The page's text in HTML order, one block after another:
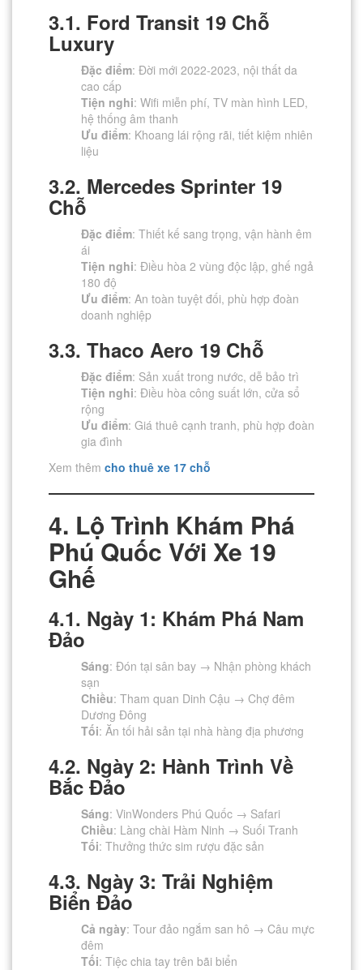
3.1. Ford Transit 19 Chỗ
Luxury
Đặc điểm: Đời mới 2022-2023, nội thất da
cao cấp
Tiện nghi: Wifi miễn phí, TV màn hình LED,
hệ thống âm thanh
Ưu điểm: Khoang lái rộng rãi, tiết kiệm nhiên
liệu
3.2. Mercedes Sprinter 19
Chỗ
Đặc điểm: Thiết kế sang trọng, vận hành êm
ái
Tiện nghi: Điều hòa 2 vùng độc lập, ghế ngả
180 độ
Ưu điểm: An toàn tuyệt đối, phù hợp đoàn
doanh nghiệp
3.3. Thaco Aero 19 Chỗ
Đặc điểm: Sản xuất trong nước, dễ bảo trì
Tiện nghi: Điều hòa công suất lớn, cửa sổ
rộng
Ưu điểm: Giá thuê cạnh tranh, phù hợp đoàn
gia đình
Xem thêm cho thuê xe 17 chỗ
4. Lộ Trình Khám Phá
Phú Quốc Với Xe 19
Ghế
4.1. Ngày 1: Khám Phá Nam
Đảo
Sáng: Đón tại sân bay → Nhận phòng khách
sạn
Chiều: Tham quan Dinh Cậu → Chợ đêm
Dương Đông
Tối: Ăn tối hải sản tại nhà hàng địa phương
4.2. Ngày 2: Hành Trình Về
Bắc Đảo
Sáng: VinWonders Phú Quốc → Safari
Chiều: Làng chài Hàm Ninh → Suối Tranh
Tối: Thưởng thức sim rượu đặc sản
4.3. Ngày 3: Trải Nghiệm
Biển Đảo
Cả ngày: Tour đảo ngắm san hô → Câu mực
đêm
Tối: Tiệc chia tay trên bãi biển